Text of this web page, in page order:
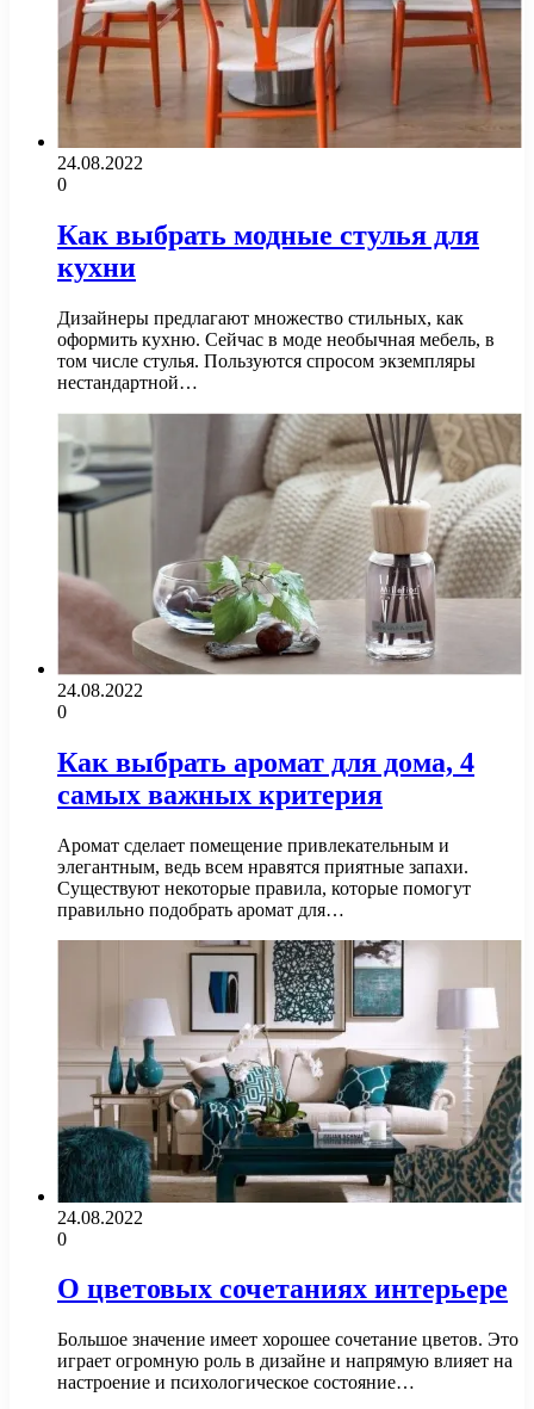
24.08.2022
0
Как выбрать модные стулья для
кухни
Дизайнеры предлагают множество стильных, как
оформить кухню. Сейчас в моде необычная мебель, в
том числе стулья. Пользуются спросом экземпляры
нестандартной…
24.08.2022
0
Как выбрать аромат для дома, 4
самых важных критерия
Аромат сделает помещение привлекательным и
элегантным, ведь всем нравятся приятные запахи.
Существуют некоторые правила, которые помогут
правильно подобрать аромат для…
24.08.2022
0
О цветовых сочетаниях интерьере
Большое значение имеет хорошее сочетание цветов. Это
играет огромную роль в дизайне и напрямую влияет на
настроение и психологическое состояние…